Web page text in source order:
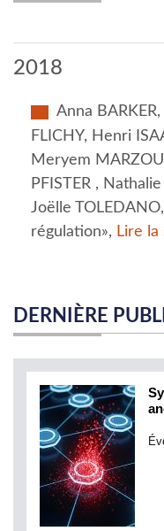
2018
Anna
FLICHY, Henri
Meryem
PFISTER ,
Joëlle
régulation», Lire la
DERNIÈRE